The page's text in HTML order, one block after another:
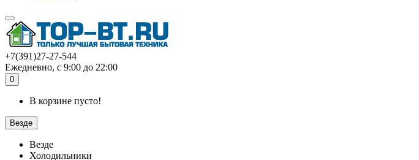
+7(391)27-27-544
Ежедневно, с 9:00 до 22:00
0
В корзине пусто!
Везде
Везде
Холодильники